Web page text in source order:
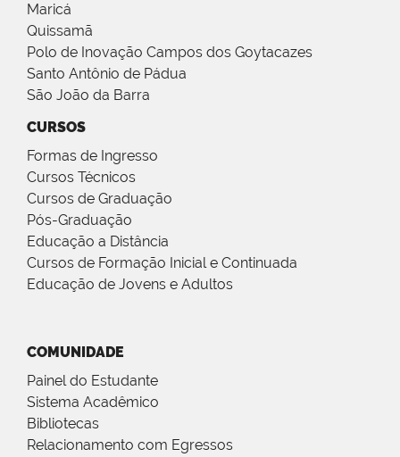
Maricá
Quissamã
Polo de Inovação Campos dos Goytacazes
Santo Antônio de Pádua
São João da Barra
CURSOS
Formas de Ingresso
Cursos Técnicos
Cursos de Graduação
Pós-Graduação
Educação a Distância
Cursos de Formação Inicial e Continuada
Educação de Jovens e Adultos
COMUNIDADE
Painel do Estudante
Sistema Acadêmico
Bibliotecas
Relacionamento com Egressos